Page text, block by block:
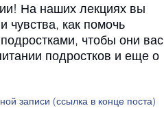
На наших лекциях вы
чувства, как помочь
чтобы они вас
подростков и еще о
записи (ссылка в конце поста)